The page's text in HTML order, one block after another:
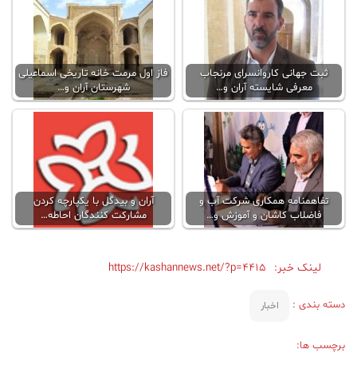
ثبت جهانی کاروانسرای مرنجاب
معرفی شایسته آران و…
فاز اول مرمت خانه تاریخی اسماعیلی
شهرستان آران و…
تفاهمنامه همکاری شرکت آب و
فاضلاب کاشان و آموزش و…
آران و بیدگل با یکپارچه کردن
مشارکت کنندگان احاطه…
لینک خبر: https://kashannews.net/?p=4415
دسته بندی : اخبار
برچسب ها: